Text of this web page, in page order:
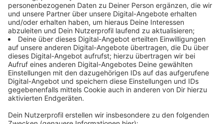
→teddy.click/newsletter
Wie sichtbar ist dein Unternehmen wirklich?
Der Potenzial-Check dauert vier Minuten. Danach
hast du einen Report mit einer Zahl und fünf
Bereichen — und siehst, wo bei euch draußen nichts
ankommt. Kein Verkaufsgespräch.
→teddy.click/podsignal
Wenn du lieber direkt redest: fünfzehn Minuten, kein